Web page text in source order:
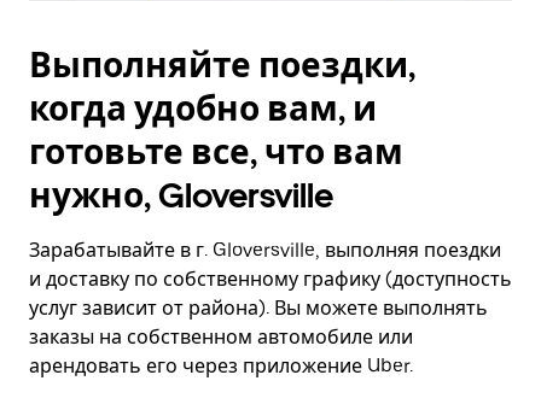
Выполняйте поездки,
когда удобно вам, и
готовьте все, что вам
нужно, Gloversville
Зарабатывайте в г. Gloversville, выполняя поездки
и доставку по собственному графику (доступность
услуг зависит от района). Вы можете выполнять
заказы на собственном автомобиле или
арендовать его через приложение Uber.